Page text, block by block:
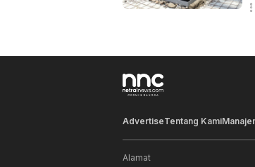
AdvertiseTentang Kami
Alamat